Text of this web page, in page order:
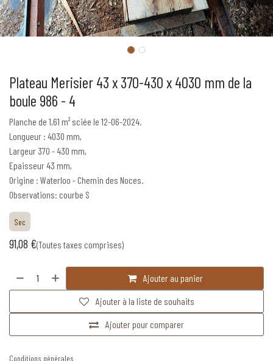
Plateau Merisier 43 x 370-430 x 4030 mm de la
boule 986 - 4
Planche de 1,61 m² sciée le 12-06-2024.
Longueur : 4030 mm,
Largeur 370 - 430 mm,
Epaisseur 43 mm,
Origine : Waterloo - Chemin des Noces.
Observations: courbe S
Sec
91,08 €(Toutes taxes comprises)
Ajouter au panier
Ajouter pour comparer
Ajouter à la liste de souhaits
Conditions générales